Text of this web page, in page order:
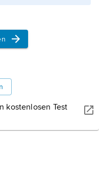
kostenlosen Test